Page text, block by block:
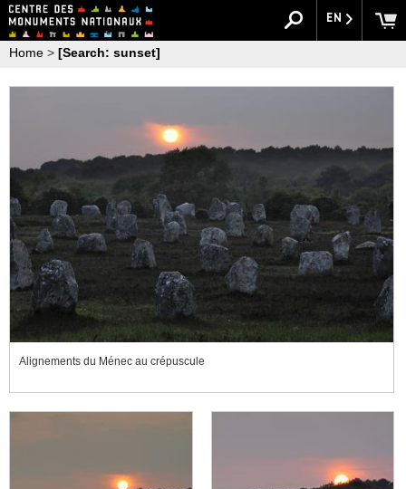
EN
Home > [Search: sunset]
Alignements du Ménec au crépuscule